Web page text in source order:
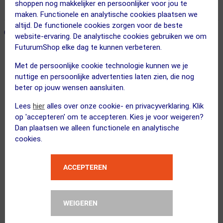
shoppen nog makkelijker en persoonlijker voor jou te
maken. Functionele en analytische cookies plaatsen we
altijd. De functionele cookies zorgen voor de beste
website-ervaring. De analytische cookies gebruiken we om
FuturumShop elke dag te kunnen verbeteren.
Met de persoonlijke cookie technologie kunnen we je
nuttige en persoonlijke advertenties laten zien, die nog
beter op jouw wensen aansluiten.
Lees hier alles over onze cookie- en privacyverklaring. Klik
op 'accepteren' om te accepteren. Kies je voor weigeren?
Dan plaatsen we alleen functionele en analytische
cookies.
ACCEPTEREN
WEIGEREN
365 dagen retourrecht
← Terug naar productnavigatie
ONZE AANBEVOLEN COMBINATIE
Thule
Paramount Hybrid Pannier 26L Fietst...
Kies alternatief